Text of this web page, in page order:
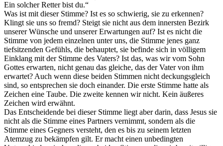
Ein solcher Retter bist du.“
Was ist mit dieser Stimme? Ist es so schwierig, sie zu erkennen?
Klingt sie uns so fremd? Steigt sie nicht aus dem innersten Bezirk
unserer Wünsche und unserer Erwartungen auf? Ist es nicht die
Stimme von jedem einzelnen unter uns, die Stimme jenes ganz
tiefsitzenden Gefühls, die behauptet, sie befinde sich in völligem
Einklang mit der Stimme des Vaters? Ist das, was wir vom Sohn
Gottes erwarten, nicht genau das gleiche, das der Vater von ihm
erwartet? Auch wenn diese beiden Stimmen nicht deckungsgleich
sind, so entsprechen sie doch einander. Die erste Stimme hatte als
Zeichen eine Taube. Die zweite kennen wir nicht. Kein äußeres
Zeichen wird erwähnt.
Das Entscheidende bei dieser Stimme liegt aber darin, dass Jesus sie
nicht als die Stimme eines Partners vernimmt, sondern als die
Stimme eines Gegners versteht, den es bis zu seinem letzten
Atemzug zu bekämpfen gilt. Er macht einen unbedingten